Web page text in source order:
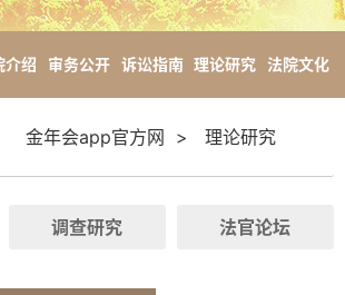
介绍 审务公开 诉讼指南 理论研究 法院文化
金年会app官方网 > 理论研究
调查研究 法官论坛